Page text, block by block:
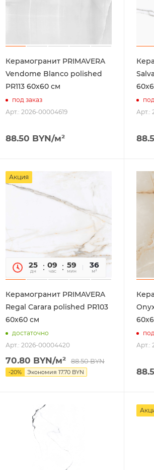
Керамогранит PRIMAVERA
Vendome Blanco polished
PR113 60х60 см
под заказ
Арт.: 2026-00004619
88.50 BYN/м²
Арт.:
Акция
25
дн
09
час
59
мин
14
сек
36
м²
Керамогранит PRIMAVERA
Regal Carara polished PR103
60х60 см
достаточно
Арт.: 2026-00004420
70.80 BYN/м² 88.50BYN
-20% Экономия 17.70BYN
Арт.: